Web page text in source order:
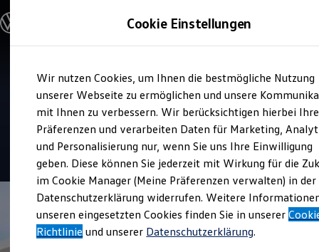
Hauptinhalt
springen
Footer
springen
Modelle und Konfigurator
Modelle vergleichen
Elektroautos
ENERGY Sondermodelle
Nutzfahrzeuge
SUV und CUV
Familienautos
Kombis
Kompaktwagen
Sportwagen
Schnell verfügbare Fahrzeuge
Angebote und Produkte
Aktuelle Angebote
E-Auto-Förderung
Volkswagen Marktplatz
Verkauf und Service
Gottfried Schultz
Automobilhandels SE
4.6|468 Bewertungen
Cookie Einstellungen
Wir nutzen Cookies, um Ihnen die bestmögliche Nutzung
unserer Webseite zu ermöglichen und unsere
mit Ihnen zu verbessern. Wir berücksichtigen hierbei Ihre
Präferenzen und verarbeiten Daten für Marketing,
und Personalisierung nur, wenn Sie uns Ihre Einwilligung
geben. Diese können Sie jederzeit mit Wirkung für die
im Cookie Manager (Meine Präferenzen verwalten) in der
Datenschutzerklärung widerrufen. Weitere
unseren eingesetzten Cookies finden Sie in unserer
Richtlinie und unserer Datenschutzerklärung.